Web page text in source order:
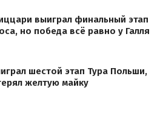
выиграл финальный этап
но победа всё равно у Галля
шестой этап Тура Польши,
желтую майку